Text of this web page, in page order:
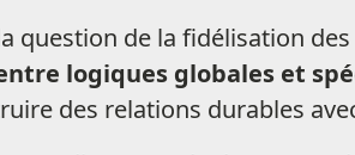
question de la fidélisation
logiques globales et
des relations durables